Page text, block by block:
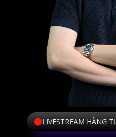
LIVESTREAM HÀNG